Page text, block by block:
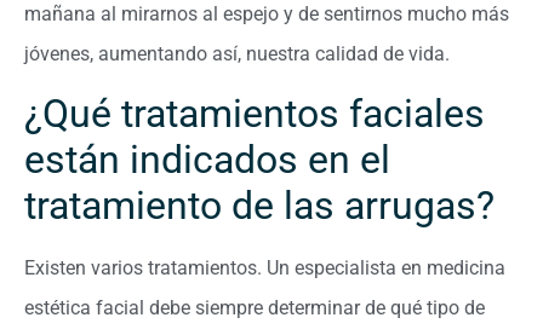
mañana al mirarnos al espejo y de sentirnos mucho más
jóvenes, aumentando así, nuestra calidad de vida.
¿Qué tratamientos faciales
están indicados en el
tratamiento de las arrugas?
Existen varios tratamientos. Un especialista en medicina
estética facial debe siempre determinar de qué tipo de